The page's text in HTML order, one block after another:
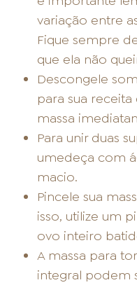
variação entre
Fique sempre
que ela não
Descongele
para sua
massa
Para unir duas
umedeça com
macio.
Pincele sua
isso, utilize um
ovo inteiro
A massa para
integral podem